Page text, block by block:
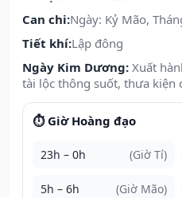
Can chi:Ngày: Kỷ Mão,
Tiết khí:Lập đông
Ngày Kim Dương: Xuất
tài lộc thông suốt, thưa kiện
⏱️ Giờ Hoàng đạo
23h – 0h (Giờ Tí)
5h – 6h (Giờ Mão)